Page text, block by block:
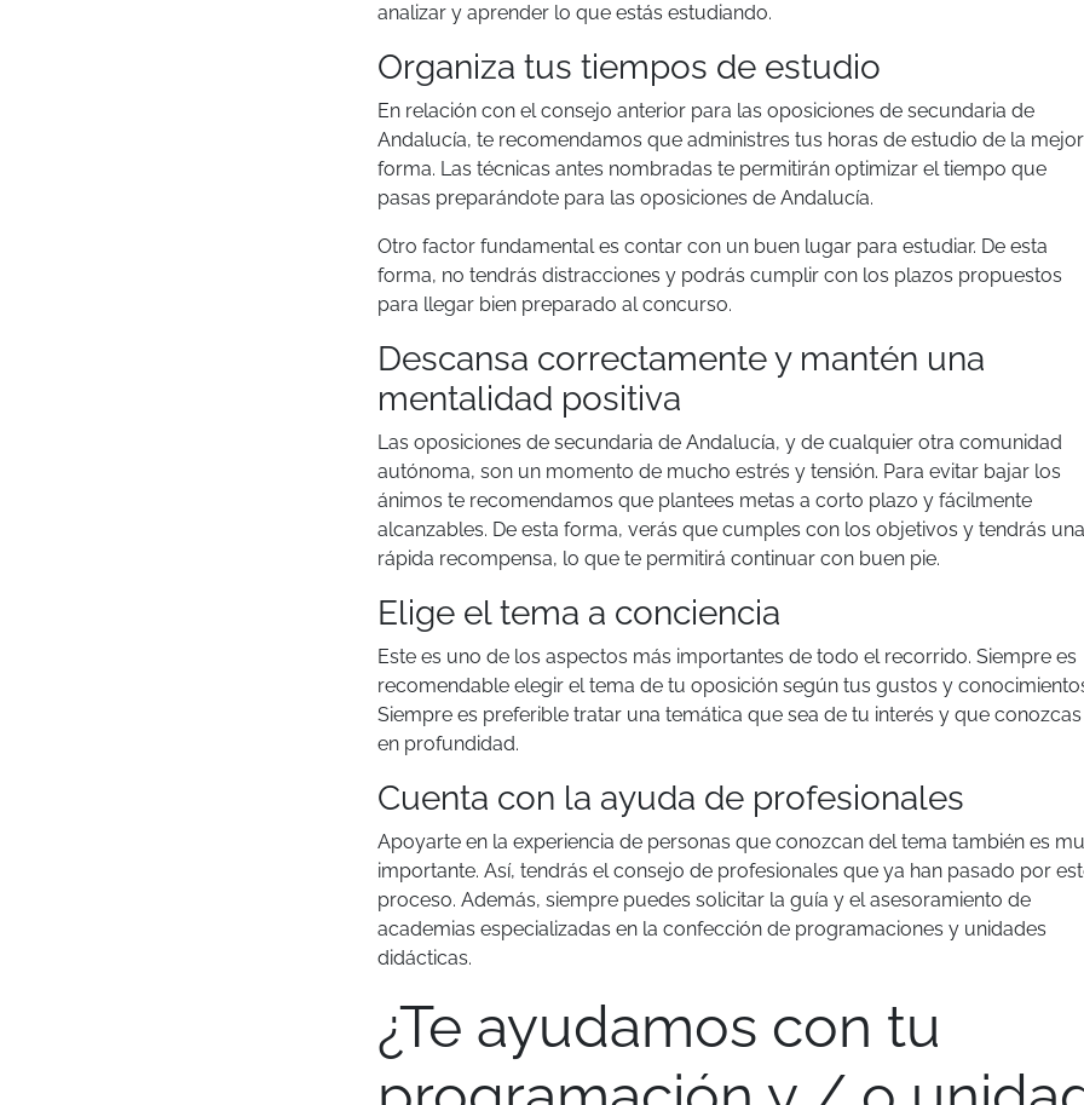
analizar y aprender lo que estás estudiando.
Organiza tus tiempos de estudio
En relación con el consejo anterior para las oposiciones de secundaria de
Andalucía, te recomendamos que administres tus horas de estudio de la mejor
forma. Las técnicas antes nombradas te permitirán optimizar el tiempo que
pasas preparándote para las oposiciones de Andalucía.
Otro factor fundamental es contar con un buen lugar para estudiar. De esta
forma, no tendrás distracciones y podrás cumplir con los plazos propuestos
para llegar bien preparado al concurso.
Descansa correctamente y mantén una
mentalidad positiva
Las oposiciones de secundaria de Andalucía, y de cualquier otra comunidad
autónoma, son un momento de mucho estrés y tensión. Para evitar bajar los
ánimos te recomendamos que plantees metas a corto plazo y fácilmente
alcanzables. De esta forma, verás que cumples con los objetivos y tendrás una
rápida recompensa, lo que te permitirá continuar con buen pie.
Elige el tema a conciencia
Este es uno de los aspectos más importantes de todo el recorrido. Siempre es
recomendable elegir el tema de tu oposición según tus gustos y
Siempre es preferible tratar una temática que sea de tu interés y que conozcas
en profundidad.
Cuenta con la ayuda de profesionales
Apoyarte en la experiencia de personas que conozcan del tema también es
importante. Así, tendrás el consejo de profesionales que ya han pasado por
proceso. Además, siempre puedes solicitar la guía y el asesoramiento de
academias especializadas en la confección de programaciones y unidades
didácticas.
¿Te ayudamos con tu